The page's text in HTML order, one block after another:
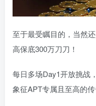
至于最受瞩目的，当然
高保底300万刀刀！
每日多场Day1开放挑战
象征APT专属且至高的传